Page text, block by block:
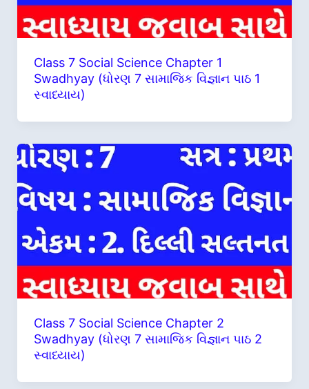
Class 7 Social Science Chapter 1
Swadhyay (ધોરણ 7 સામાજિક વિજ્ઞાન પાઠ 1
સ્વાધ્યાય)
Class 7 Social Science Chapter 2
Swadhyay (ધોરણ 7 સામાજિક વિજ્ઞાન પાઠ 2
સ્વાધ્યાય)